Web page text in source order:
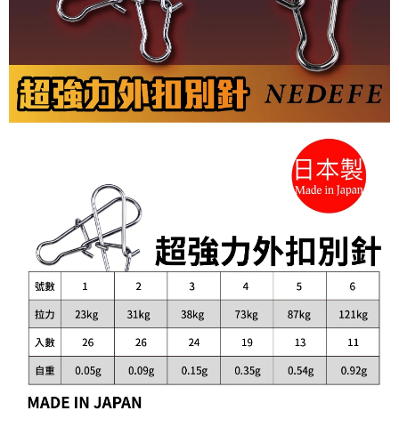
恩沛科技股份有限公司將有權停止該用戶之使用額度並採取法律行動。